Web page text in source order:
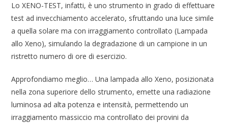
Lo XENO-TEST, infatti, è uno strumento in grado di effettuare
test ad invecchiamento accelerato, sfruttando una luce simile
a quella solare ma con irraggiamento controllato (Lampada
allo Xeno), simulando la degradazione di un campione in un
ristretto numero di ore di esercizio.
Approfondiamo meglio… Una lampada allo Xeno, posizionata
nella zona superiore dello strumento, emette una radiazione
luminosa ad alta potenza e intensità, permettendo un
irraggiamento massiccio ma controllato dei provini da